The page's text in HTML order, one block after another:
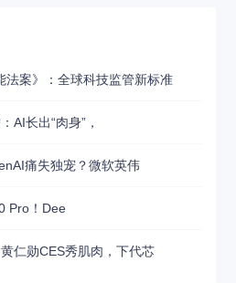
法案》：全球科技监管新标准
AI长出“肉身”，
痛失独宠？微软英伟
Pro！Dee
仁勋CES秀肌肉，下代芯